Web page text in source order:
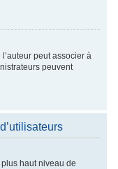
peut associer à
peuvent
haut niveau de